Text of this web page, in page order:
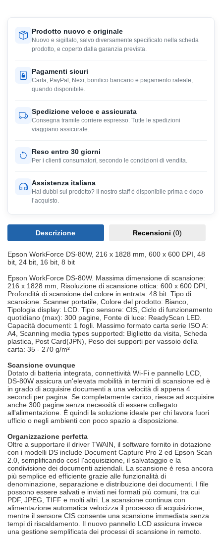
Prodotto nuovo e originale
Nuovo e sigillato, salvo diversamente specificato nella scheda
prodotto, e coperto dalla garanzia prevista.
Pagamenti sicuri
Carta, PayPal, Nexi, bonifico bancario e pagamento rateale,
quando disponibile.
Spedizione veloce e assicurata
Consegna tramite corriere espresso. Tutte le spedizioni
viaggiano assicurate.
Reso entro 30 giorni
Per i clienti consumatori, secondo le condizioni di vendita.
Assistenza italiana
Hai dubbi sul prodotto? Il nostro staff è disponibile prima e dopo
l’acquisto.
Descrizione Recensioni (0)
Epson WorkForce DS-80W, 216 x 1828 mm, 600 x 600 DPI, 48
bit, 24 bit, 16 bit, 8 bit
Epson WorkForce DS-80W. Massima dimensione di scansione:
216 x 1828 mm, Risoluzione di scansione ottica: 600 x 600 DPI,
Profondità di scansione del colore in entrata: 48 bit. Tipo di
scansione: Scanner portatile, Colore del prodotto: Bianco,
Tipologia display: LCD. Tipo sensore: CIS, Ciclo di funzionamento
quotidiano (max): 300 pagine, Fonte di luce: ReadyScan LED.
Capacità documenti: 1 fogli. Massimo formato carta serie ISO A:
A4, Scanning media types supported: Biglietto da visita, Scheda
plastica, Post Card(JPN), Peso dei supporti per vassoio della
carta: 35 - 270 g/m²
Scansione ovunque
Dotato di batteria integrata, connettività Wi-Fi e pannello LCD,
DS-80W assicura un'elevata mobilità in termini di scansione ed è
in grado di acquisire documenti a una velocità di appena 4
secondi per pagina. Se completamente carico, riesce ad acquisire
anche 300 pagine senza necessità di essere collegato
all'alimentazione. È quindi la soluzione ideale per chi lavora fuori
ufficio o negli ambienti con poco spazio a disposizione.
Organizzazione perfetta
Oltre a supportare il driver TWAIN, il software fornito in dotazione
con i modelli DS include Document Capture Pro 2 ed Epson Scan
2.0, semplificando così l'acquisizione, il salvataggio e la
condivisione dei documenti aziendali. La scansione è resa ancora
più semplice ed efficiente grazie alle funzionalità di
denominazione, separazione e distribuzione dei documenti. I file
possono essere salvati e inviati nei formati più comuni, tra cui
PDF, JPEG, TIFF e molti altri. La scansione continua con
alimentazione automatica velocizza il processo di acquisizione,
mentre il sensore CIS consente una scansione immediata senza
tempi di riscaldamento. Il nuovo pannello LCD assicura invece
una gestione semplificata dei processi di scansione in remoto.